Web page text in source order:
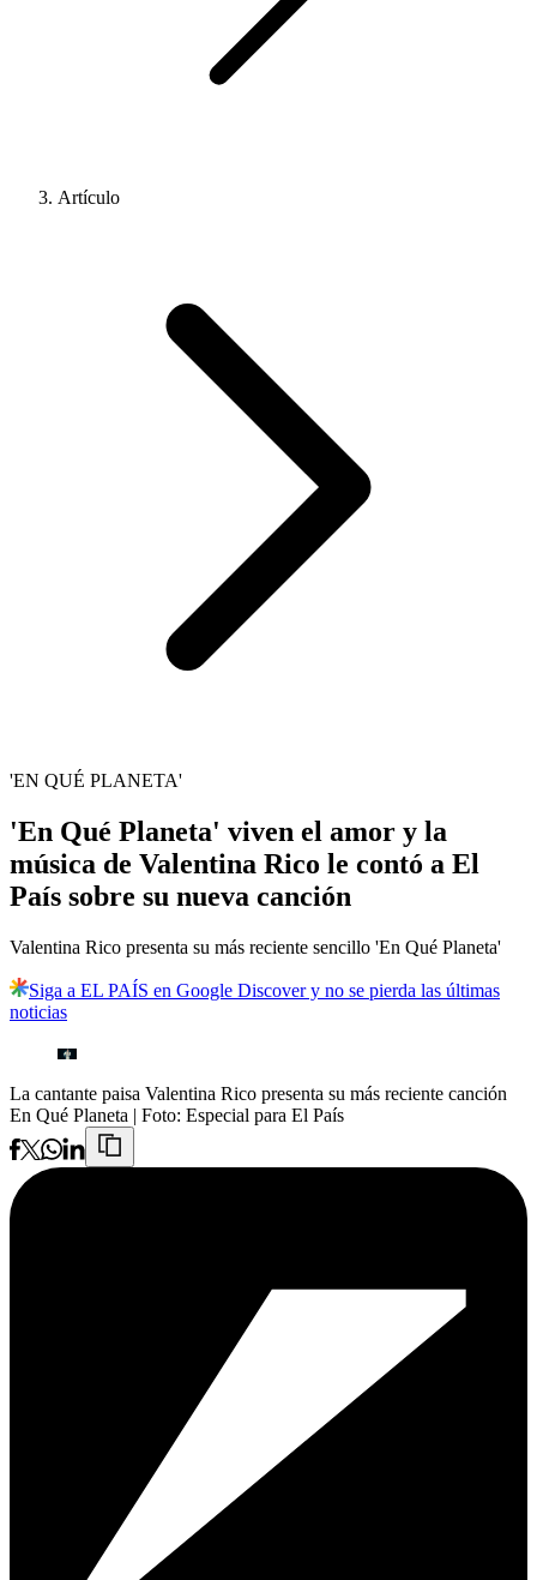
Artículo
'EN QUÉ PLANETA'
'En Qué Planeta' viven el amor y la
música de Valentina Rico le contó a El
País sobre su nueva canción
Valentina Rico presenta su más reciente sencillo 'En Qué Planeta'
Siga a EL PAÍS en Google Discover y no se pierda las últimas
noticias
La cantante paisa Valentina Rico presenta su más reciente canción
En Qué Planeta | Foto: Especial para El País